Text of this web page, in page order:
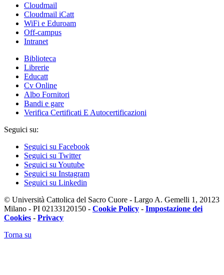
Cloudmail
Cloudmail iCatt
WiFi e Eduroam
Off-campus
Intranet
Biblioteca
Librerie
Educatt
Cv Online
Albo Fornitori
Bandi e gare
Verifica Certificati E Autocertificazioni
Seguici su:
Seguici su Facebook
Seguici su Twitter
Seguici su Youtube
Seguici su Instagram
Seguici su Linkedin
© Università Cattolica del Sacro Cuore - Largo A. Gemelli 1, 20123
Milano - PI 02133120150 - Cookie Policy - Impostazione dei
Cookies - Privacy
Torna su